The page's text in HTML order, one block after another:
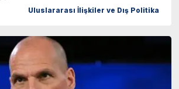
Uluslararası İlişkiler ve Dış Politika